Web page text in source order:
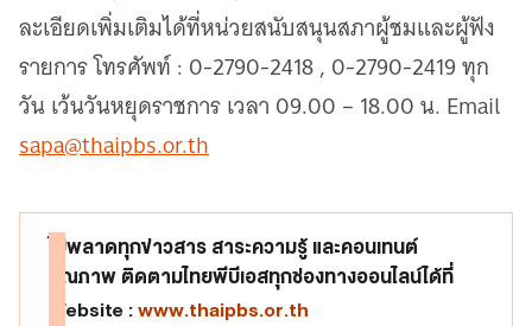
ละเอียดเพิ่มเติมได้ที่หน่วยสนับสนุนสภาผู้ชมและผู้ฟัง
รายการ โทรศัพท์ : 0-2790-2418 , 0-2790-2419 ทุก
วัน เว้นวันหยุดราชการ เวลา 09.00 – 18.00 น. Email
sapa@thaipbs.or.th
ไม่พลาดทุกข่าวสาร สาระความรู้ และคอนเทนต์
คุณภาพ ติดตามไทยพีบีเอสทุกช่องทางออนไลน์ได้ที่
Website : www.thaipbs.or.th